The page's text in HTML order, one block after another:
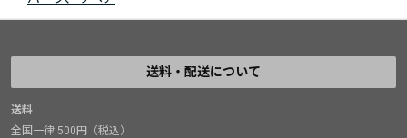
送料・配送について
送料
全国一律 500円（税込）